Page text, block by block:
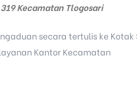
Kecamatan Tlogosari
secara tertulis ke
Kantor Kecamatan